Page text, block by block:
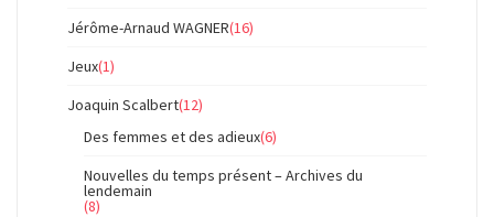
Jérôme-Arnaud WAGNER(16)
Jeux(1)
Joaquin Scalbert(12)
Des femmes et des adieux(6)
Nouvelles du temps présent – Archives du
lendemain
(8)